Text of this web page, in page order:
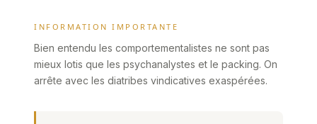
INFORMATION IMPORTANTE
Bien entendu les comportementalistes ne sont pas
mieux lotis que les psychanalystes et le packing. On
arrête avec les diatribes vindicatives exaspérées.